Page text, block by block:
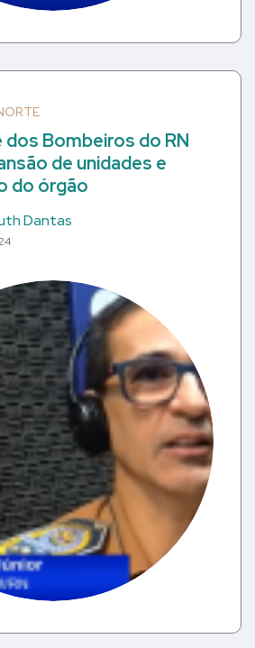
Bombeiros do RN
de unidades e
do órgão
Dantas